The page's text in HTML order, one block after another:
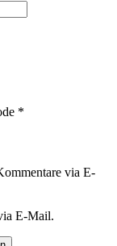
*
via E-
E-Mail.